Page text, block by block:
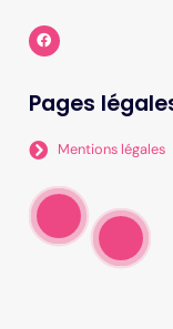
Pages
Mentions légales